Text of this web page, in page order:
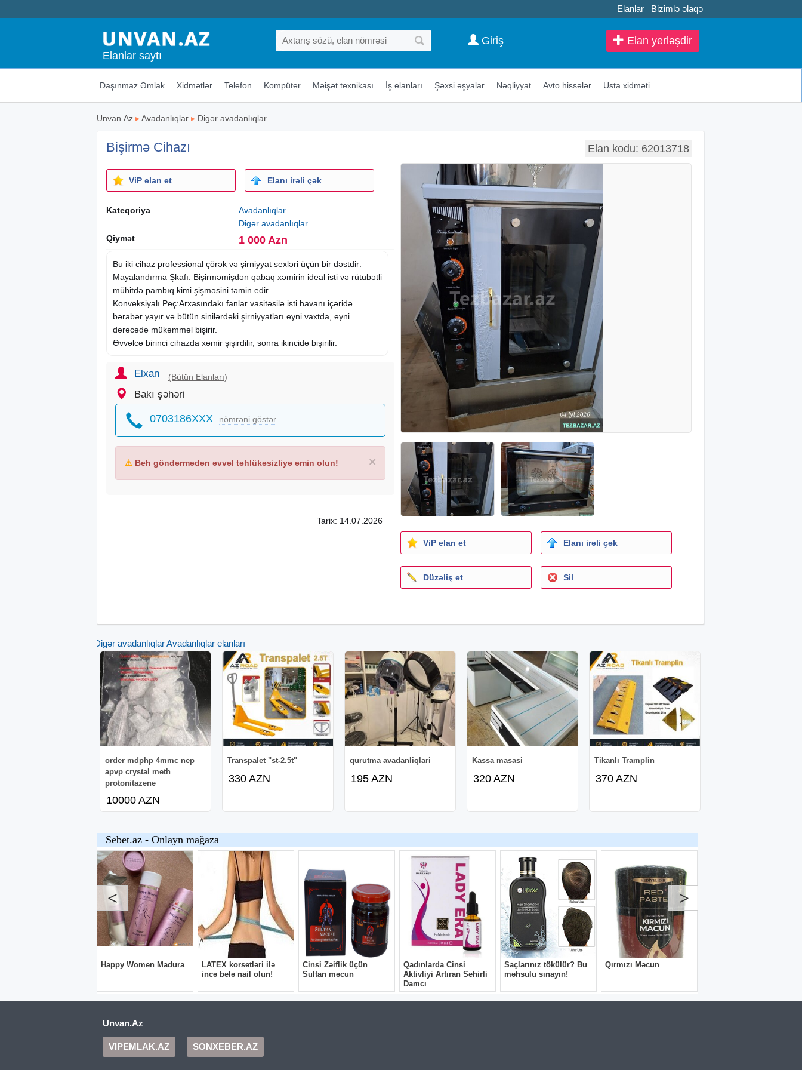
Elanlar Bizimlə əlaqə
Elanlar saytı
Elan yerləşdir
Giriş
Daşınmaz Əmlak Xidmətlər Telefon Kompüter Məişət texnikası İş elanları Şəxsi əşyalar Nəqliyyat Avto hissələr Usta xidməti
Unvan.Az ▸Avadanlıqlar ▸ Digər avadanlıqlar
Bişirmə Cihazı Elan kodu: 62013718
ViP elan et Elanı irəli çək
Kateqoriya
Avadanlıqlar
Digər avadanlıqlar
Qiymət
1 000 Azn
Bu iki cihaz professional çörək və şirniyyat sexləri üçün bir dəstdir:
​Mayalandırma Şkafı: Bişirməmişdən qabaq xəmirin ideal isti və rütubətli
mühitdə pambıq kimi şişməsini təmin edir.
​Konveksiyalı Peç:Arxasındakı fanlar vasitəsilə isti havanı içəridə
bərabər yayır və bütün sinilərdəki şirniyyatları eyni vaxtda, eyni
dərəcədə mükəmməl bişirir.
​Əvvəlcə birinci cihazda xəmir şişirdilir, sonra ikincidə bişirilir.
Elxan (Bütün Elanları)
Bakı şəhəri
0703186XXX nömrəni göstər
×
⚠ Beh göndərmədən əvvəl təhlükəsizliyə əmin olun!
Tarix: 14.07.2026
ViP elan et Elanı irəli çək
Düzəliş et Sil
Digər avadanlıqlar Avadanlıqlar elanları
order mdphp 4mmc nep
apvp crystal meth
protonitazene
10000 AZN
Transpalet "st-2.5t"
330 AZN
qurutma avadanliqlari
195 AZN
Kassa masasi
320 AZN
Tikanlı Tramplin
370 AZN
Unvan.Az
VIPEMLAK.AZ SONXEBER.AZ